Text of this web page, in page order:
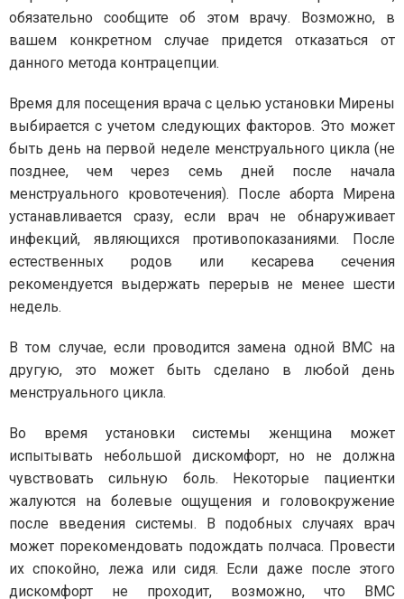
обязательно сообщите об этом врачу. Возможно, в
вашем конкретном случае придется отказаться от
данного метода контрацепции.
Время для посещения врача с целью установки Мирены
выбирается с учетом следующих факторов. Это может
быть день на первой неделе менструального цикла (не
позднее, чем через семь дней после начала
менструального кровотечения). После аборта Мирена
устанавливается сразу, если врач не обнаруживает
инфекций, являющихся противопоказаниями. После
естественных родов или кесарева сечения
рекомендуется выдержать перерыв не менее шести
недель.
В том случае, если проводится замена одной ВМС на
другую, это может быть сделано в любой день
менструального цикла.
Во время установки системы женщина может
испытывать небольшой дискомфорт, но не должна
чувствовать сильную боль. Некоторые пациентки
жалуются на болевые ощущения и головокружение
после введения системы. В подобных случаях врач
может порекомендовать подождать полчаса. Провести
их спокойно, лежа или сидя. Если даже после этого
дискомфорт не проходит, возможно, что ВМС